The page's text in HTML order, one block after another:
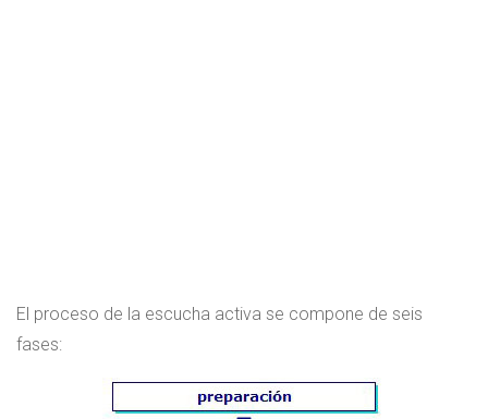
El proceso de la escucha activa se compone de seis
fases: